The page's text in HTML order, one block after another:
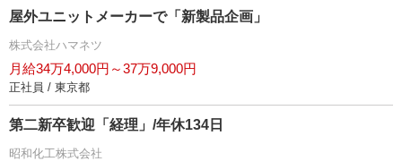
屋外ユニットメーカーで「新製品企画」
株式会社ハマネツ
月給34万4,000円～37万9,000円
正社員 / 東京都
第二新卒歓迎「経理」/年休134日
昭和化工株式会社